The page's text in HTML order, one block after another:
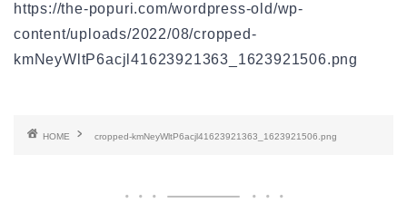
https://the-popuri.com/wordpress-old/wp-
content/uploads/2022/08/cropped-
kmNeyWltP6acjl41623921363_1623921506.png
HOME cropped-kmNeyWltP6acjl41623921363_1623921506.png